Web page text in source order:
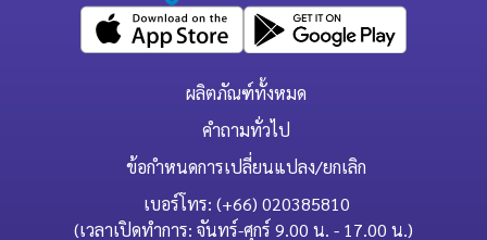
ผลิตภัณฑ์ทั้งหมด
คำถามทั่วไป
ข้อกำหนดการเปลี่ยนแปลง/ยกเลิก
เบอร์โทร: (+66) 020385810
(เวลาเปิดทำการ: จันทร์-ศุกร์ 9.00 น. - 17.00 น.)